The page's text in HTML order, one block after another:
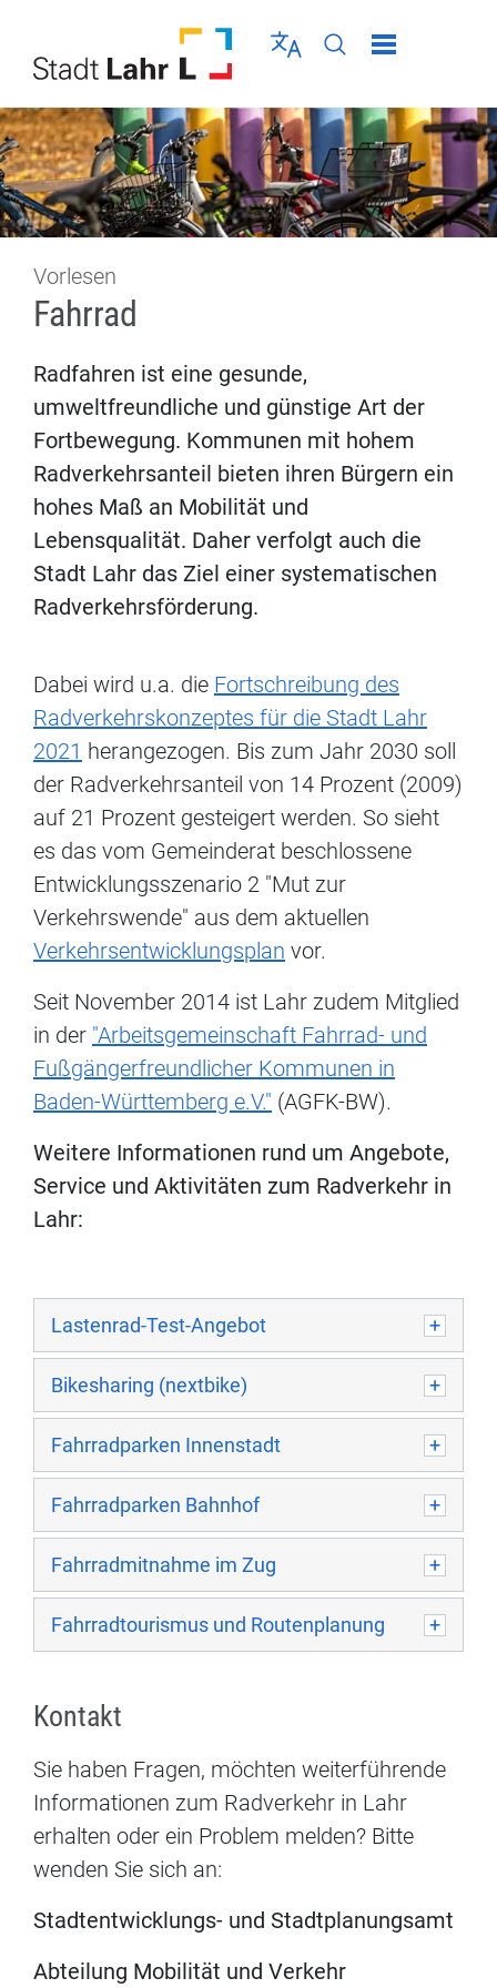
Sprache wählen
Seiten-Suche
Menü schließen
Vorlesen
Fahrrad
Radfahren ist eine gesunde,
umweltfreundliche und günstige Art der
Fortbewegung. Kommunen mit hohem
Radverkehrsanteil bieten ihren Bürgern ein
hohes Maß an Mobilität und
Lebensqualität. Daher verfolgt auch die
Stadt Lahr das Ziel einer systematischen
Radverkehrsförderung.
Dabei wird u.a. die Fortschreibung des
Radverkehrskonzeptes für die Stadt Lahr
2021 herangezogen. Bis zum Jahr 2030 soll
der Radverkehrsanteil von 14 Prozent (2009)
auf 21 Prozent gesteigert werden. So sieht
es das vom Gemeinderat beschlossene
Entwicklungsszenario 2 "Mut zur
Verkehrswende" aus dem aktuellen
Verkehrsentwicklungsplan vor.
Seit November 2014 ist Lahr zudem Mitglied
in der "Arbeitsgemeinschaft Fahrrad- und
Fußgängerfreundlicher Kommunen in
Baden-Württemberg e.V." (AGFK-BW).
Weitere Informationen rund um Angebote,
Service und Aktivitäten zum Radverkehr in
Lahr:
Lastenrad-Test-Angebot
Bikesharing (nextbike)
Fahrradparken Innenstadt
Fahrradparken Bahnhof
Fahrradmitnahme im Zug
Fahrradtourismus und Routenplanung
Kontakt
Sie haben Fragen, möchten weiterführende
Informationen zum Radverkehr in Lahr
erhalten oder ein Problem melden? Bitte
wenden Sie sich an:
Stadtentwicklungs- und Stadtplanungsamt
Abteilung Mobilität und Verkehr